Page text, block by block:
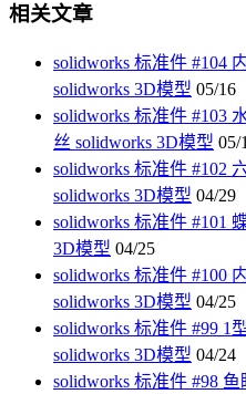
相关文章
solidworks 标准件 #104
solidworks 3D模型 05/16
solidworks 标准件 #103
丝 solidworks 3D模型 05/
solidworks 标准件 #102
solidworks 3D模型 04/29
solidworks 标准件 #101
3D模型 04/25
solidworks 标准件 #100
solidworks 3D模型 04/25
solidworks 标准件 #99 1
solidworks 3D模型 04/24
solidworks 标准件 #98